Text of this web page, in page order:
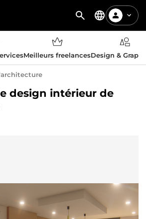
Meilleurs freelancesDesign &
design intérieur de